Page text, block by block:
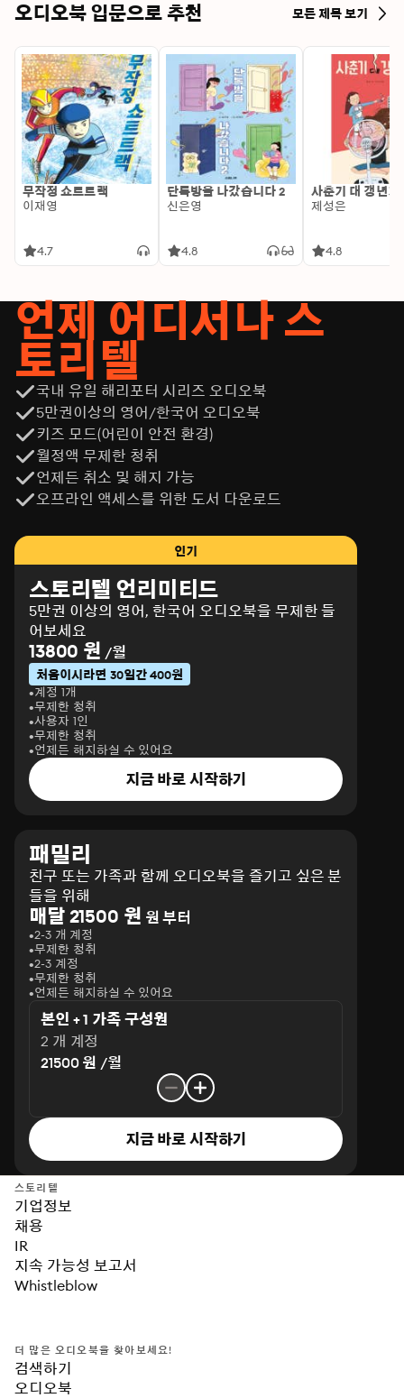
오디오북 입문으로 추천 모든 제목 보기
무작정 쇼트트랙
이재영
4.7
단톡방을 나갔습니다 2
신은영
4.8
사춘기 대 갱년기
제성은
4.8
언제 어디서나 스
토리텔
국내 유일 해리포터 시리즈 오디오북
5만권이상의 영어/한국어 오디오북
키즈 모드(어린이 안전 환경)
월정액 무제한 청취
언제든 취소 및 해지 가능
오프라인 액세스를 위한 도서 다운로드
인기
스토리텔 언리미티드
5만권 이상의 영어, 한국어 오디오북을 무제한 들
어보세요
13800 원 /월
처음이시라면 30일간 400원
계정 1개
무제한 청취
사용자 1인
무제한 청취
언제든 해지하실 수 있어요
지금 바로 시작하기
패밀리
친구 또는 가족과 함께 오디오북을 즐기고 싶은 분
들을 위해
매달 21500 원 원 부터
2-3 개 계정
무제한 청취
2-3 계정
무제한 청취
언제든 해지하실 수 있어요
본인 + 1 가족 구성원
2 개 계정
21500 원 /월
지금 바로 시작하기
스토리텔
기업정보
채용
IR
지속 가능성 보고서
Whistleblow
더 많은 오디오북을 찾아보세요!
검색하기
오디오북